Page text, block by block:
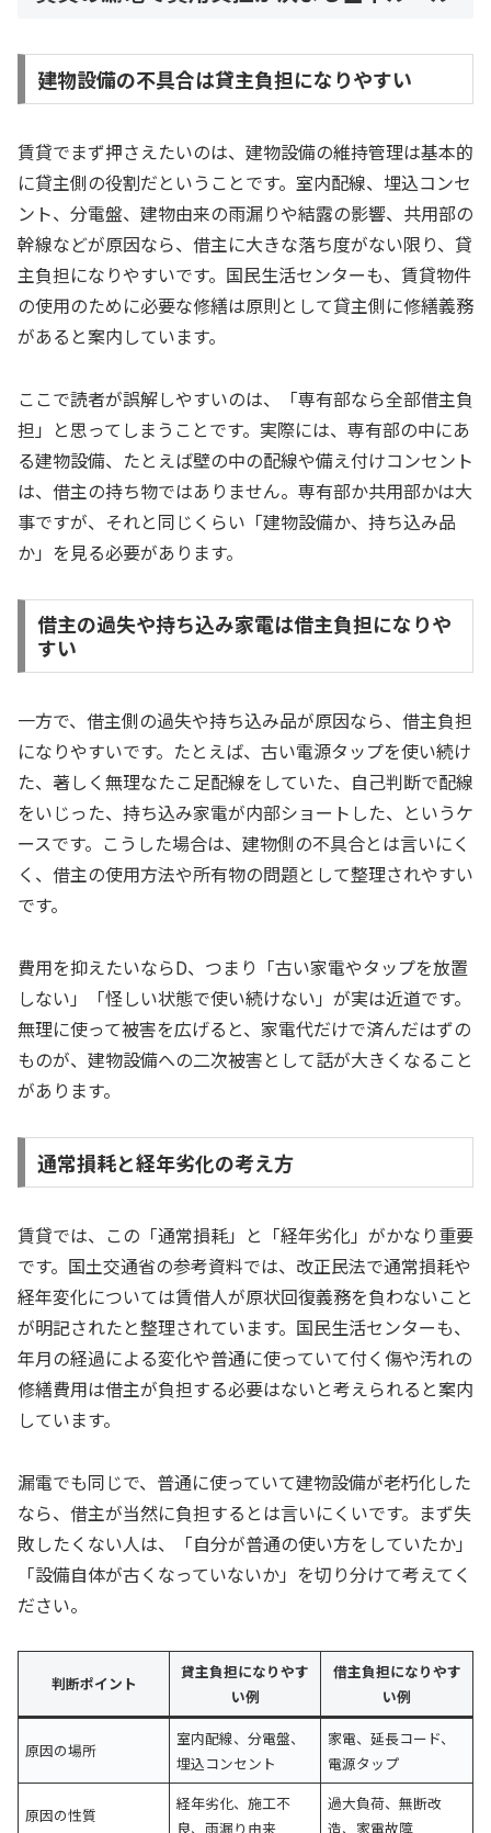
建物設備の不具合は貸主負担になりやすい
賃貸でまず押さえたいのは、建物設備の維持管理は基本的
に貸主側の役割だということです。室内配線、埋込コンセ
ント、分電盤、建物由来の雨漏りや結露の影響、共用部の
幹線などが原因なら、借主に大きな落ち度がない限り、貸
主負担になりやすいです。国民生活センターも、賃貸物件
の使用のために必要な修繕は原則として貸主側に修繕義務
があると案内しています。
ここで読者が誤解しやすいのは、「専有部なら全部借主負
担」と思ってしまうことです。実際には、専有部の中にあ
る建物設備、たとえば壁の中の配線や備え付けコンセント
は、借主の持ち物ではありません。専有部か共用部かは大
事ですが、それと同じくらい「建物設備か、持ち込み品
か」を見る必要があります。
借主の過失や持ち込み家電は借主負担になりや
すい
一方で、借主側の過失や持ち込み品が原因なら、借主負担
になりやすいです。たとえば、古い電源タップを使い続け
た、著しく無理なたこ足配線をしていた、自己判断で配線
をいじった、持ち込み家電が内部ショートした、というケ
ースです。こうした場合は、建物側の不具合とは言いにく
く、借主の使用方法や所有物の問題として整理されやすい
です。
費用を抑えたいならD、つまり「古い家電やタップを放置
しない」「怪しい状態で使い続けない」が実は近道です。
無理に使って被害を広げると、家電代だけで済んだはずの
ものが、建物設備への二次被害として話が大きくなること
があります。
通常損耗と経年劣化の考え方
賃貸では、この「通常損耗」と「経年劣化」がかなり重要
です。国土交通省の参考資料では、改正民法で通常損耗や
経年変化については賃借人が原状回復義務を負わないこと
が明記されたと整理されています。国民生活センターも、
年月の経過による変化や普通に使っていて付く傷や汚れの
修繕費用は借主が負担する必要はないと考えられると案内
しています。
漏電でも同じで、普通に使っていて建物設備が老朽化した
なら、借主が当然に負担するとは言いにくいです。まず失
敗したくない人は、「自分が普通の使い方をしていたか」
「設備自体が古くなっていないか」を切り分けて考えてく
ださい。
判断ポイント
貸主負担になりやす
い例
借主負担になりやす
い例
原因の場所
室内配線、分電盤、
埋込コンセント
家電、延長コード、
電源タップ
原因の性質
経年劣化、施工不
良、雨漏り由来
過大負荷、無断改
造、家電故障